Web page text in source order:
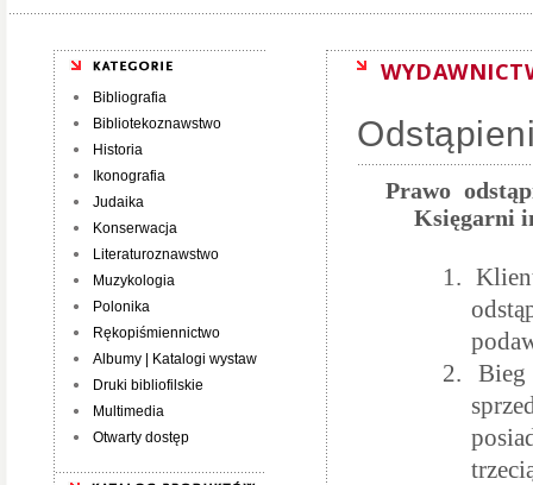
Bibliografia
Bibliotekoznawstwo
Historia
Ikonografia
Judaika
Konserwacja
Literaturoznawstwo
Muzykologia
Polonika
Rękopiśmiennictwo
Albumy | Katalogi wystaw
Druki bibliofilskie
Multimedia
Otwarty dostęp
Prawo
Księgarni
1.
2.